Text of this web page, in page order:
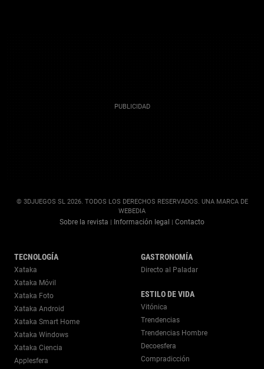
© 3DJUEGOS SL 2026. TODOS LOS DERECHOS RESERVADOS. UNA MARCA DE
WEBEDIA
Sobre la revista Información legal Contacto
TECNOLOGÍA
Xataka
Xataka Móvil
Xataka Foto
Xataka Android
Xataka Smart Home
Xataka Windows
Xataka Ciencia
Applesfera
GASTRONOMÍA
Directo al Paladar
ESTILO DE VIDA
Vitónica
Trendencias
Trendencias Hombre
Decoesfera
Compradicción